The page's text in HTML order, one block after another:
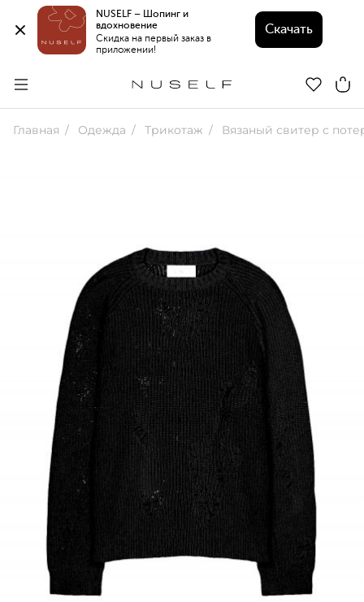
NUSELF – Шопинг и
вдохновение
Скидка на первый заказ в
приложении!
Скачать
Главная Одежда Трикотаж Вязаный свитер с